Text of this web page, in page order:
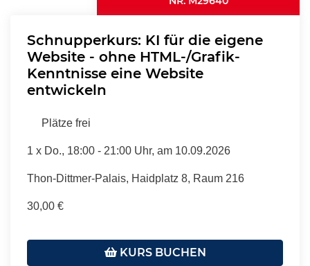
Schnupperkurs: KI für die eigene
Website - ohne HTML-/Grafik-
Kenntnisse eine Website
entwickeln
Plätze frei
1 x Do., 18:00 - 21:00 Uhr, am 10.09.2026
Thon-Dittmer-Palais, Haidplatz 8, Raum 216
30,00 €
KURS BUCHEN